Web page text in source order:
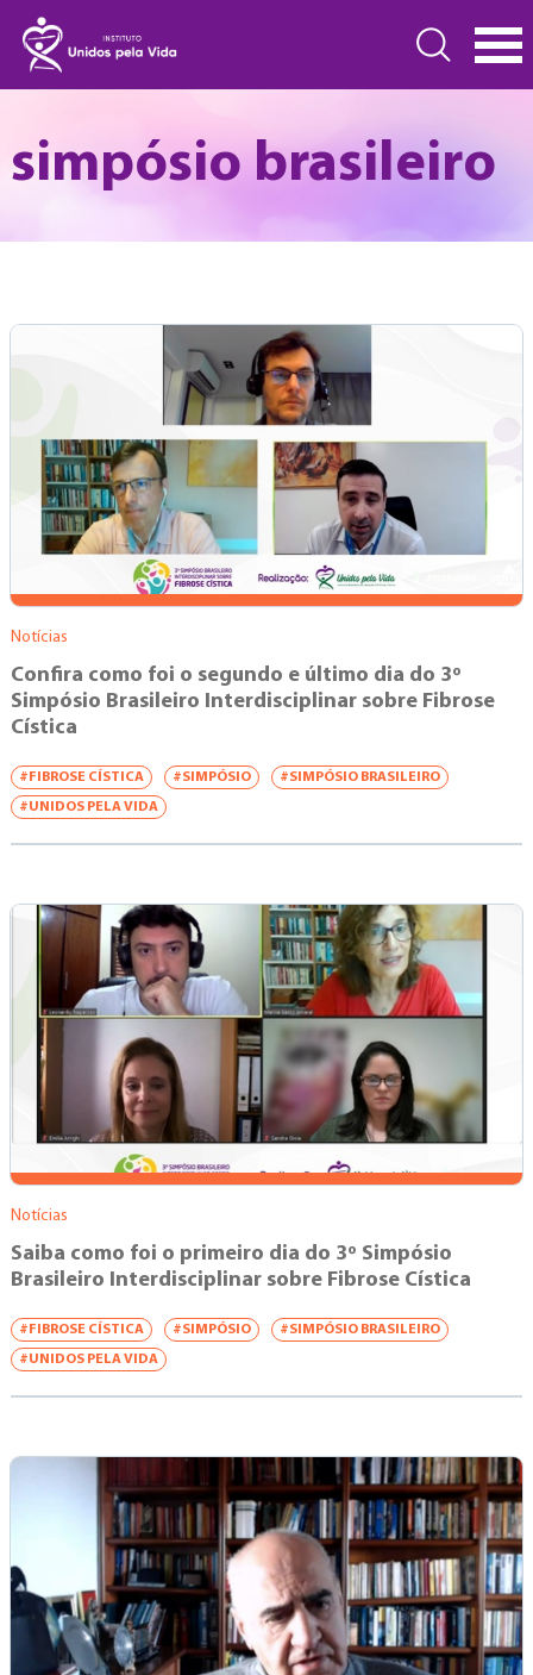
simpósio brasileiro
Notícias
Confira como foi o segundo e último dia do 3º
Simpósio Brasileiro Interdisciplinar sobre Fibrose
Cística
#FIBROSE CÍSTICA #SIMPÓSIO #SIMPÓSIO BRASILEIRO
#UNIDOS PELA VIDA
Notícias
Saiba como foi o primeiro dia do 3º Simpósio
Brasileiro Interdisciplinar sobre Fibrose Cística
#FIBROSE CÍSTICA #SIMPÓSIO #SIMPÓSIO BRASILEIRO
#UNIDOS PELA VIDA